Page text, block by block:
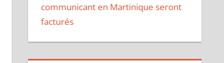
communicant en Martinique seront
facturés